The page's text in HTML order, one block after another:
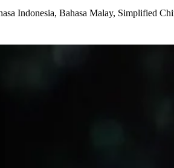
Indonesia, Bahasa Malay, Simplified